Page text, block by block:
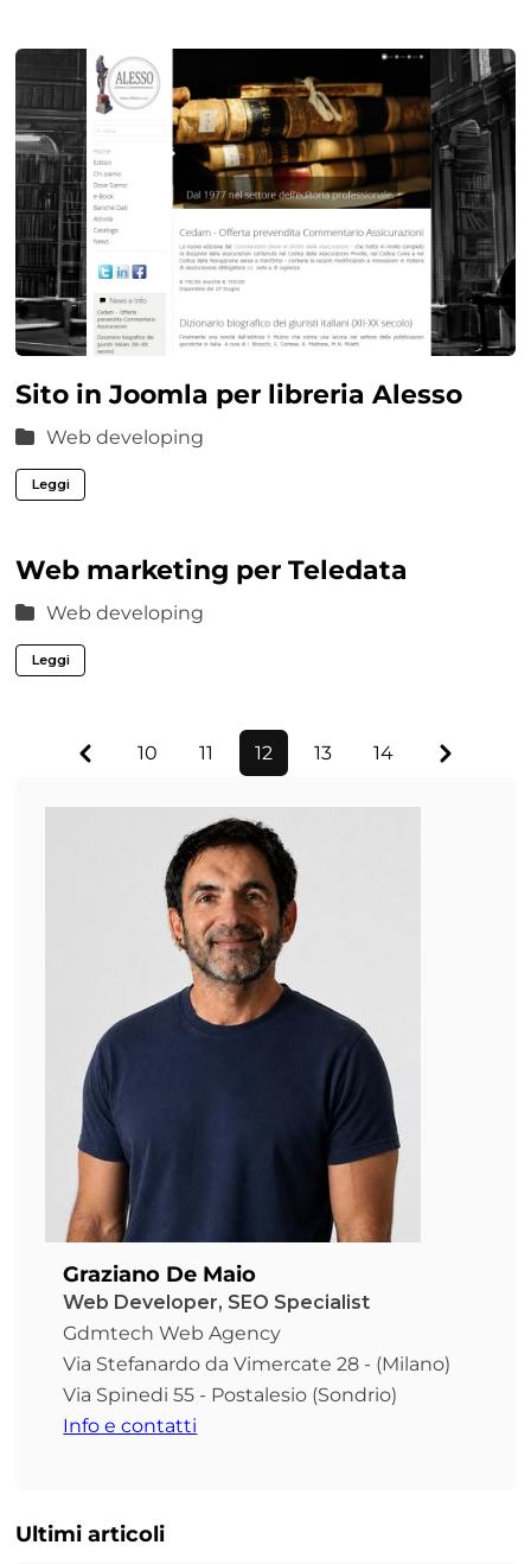
Sito in Joomla per libreria Alesso
Web developing
Leggi
Web marketing per Teledata
Web developing
Leggi
Previous10 11 12 13 14 Next
Graziano De Maio
Web Developer, SEO Specialist
Gdmtech Web Agency
Via Stefanardo da Vimercate 28 - (Milano)
Via Spinedi 55 - Postalesio (Sondrio)
Info e contatti
Ultimi articoli